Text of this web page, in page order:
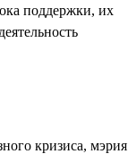
поддержки, их
кризиса, мэрия